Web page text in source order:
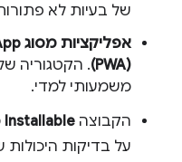
של בעיות לא
(PWA)
משמעותי למדי.
הקבוצה Installable
על בדיקות